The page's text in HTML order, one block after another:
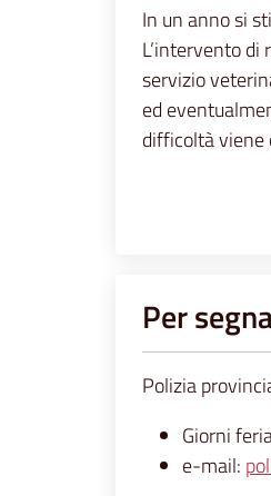
In un anno si
L’intervento
servizio
ed
difficoltà viene
Per
Polizia
Giorni
e-mail: